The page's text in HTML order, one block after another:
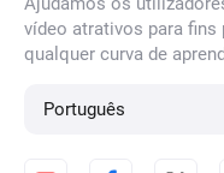
vídeo atrativos para
qualquer curva de
Português